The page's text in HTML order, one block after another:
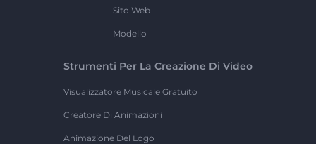
Sito Web
Modello
Strumenti Per La Creazione Di Video
Visualizzatore Musicale Gratuito
Creatore Di Animazioni
Animazione Del Logo